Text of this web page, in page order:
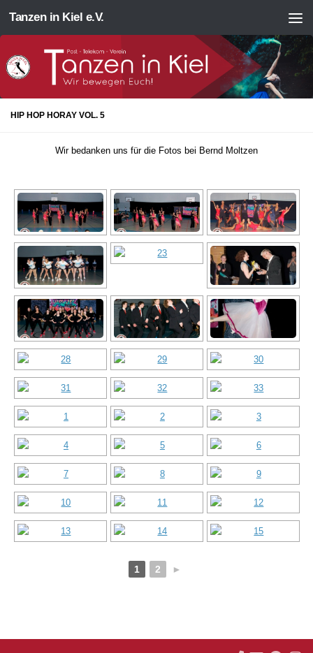
Zum Inhalt springen
Tanzen in Kiel e.V.
HIP HOP HORAY VOL. 5
Wir bedanken uns für die Fotos bei Bernd Moltzen
1 2 ►